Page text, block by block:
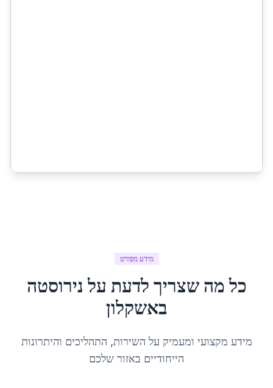
מידע מפורט
כל מה שצריך לדעת על נירוסטה
באשקלון
מידע מקצועי ומעמיק על השירות, התהליכים והיתרונות
הייחודיים באזור שלכם